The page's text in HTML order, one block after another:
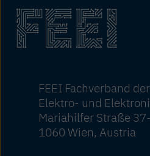
FEEI Fachverband der
Elektro- und
Mariahilfer Straße
1060 Wien, Austria